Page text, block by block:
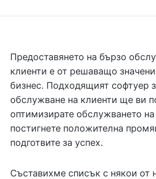
Предоставянето на бързо
клиенти е от решаващо
бизнес. Подходящият софтуер
обслужване на клиенти ще ви
оптимизирате обслужването
постигнете положителна
подготвите за успех.
Съставихме списък с някои от